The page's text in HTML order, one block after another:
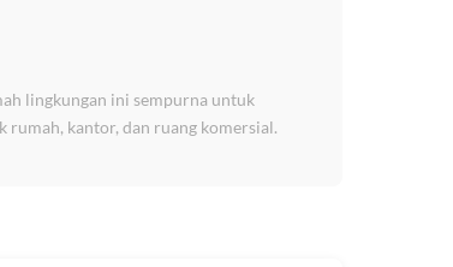
lingkungan ini sempurna untuk
rumah, kantor, dan ruang komersial.